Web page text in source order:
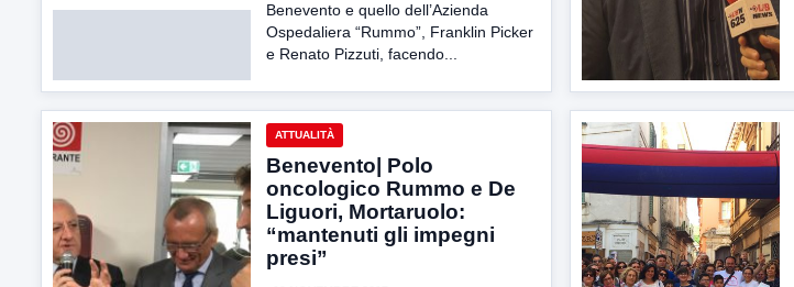
Benevento e quello dell’Azienda
Ospedaliera “Rummo”, Franklin Picker
e Renato Pizzuti, facendo...
ATTUALITÀ
Benevento| Polo
oncologico Rummo e De
Liguori, Mortaruolo:
“mantenuti gli impegni
presi”